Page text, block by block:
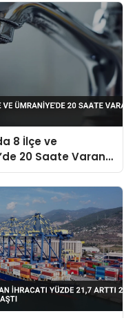
8 İlçe ve
20 Saate Varan